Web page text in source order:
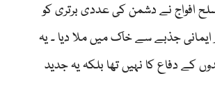
افواج نے دشمن کی عددی برتری کو
جذبے سے خاک میں ملا دیا ۔ یہ
دفاع کا نہیں تھا بلکہ یہ جدید